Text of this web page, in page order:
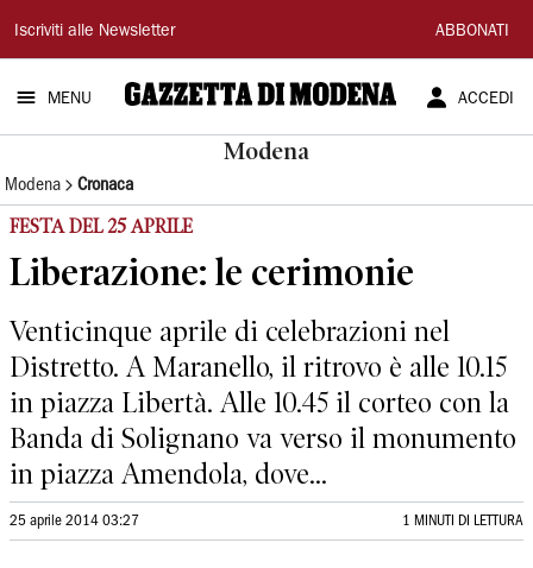
Gazzetta
di
Modena
Iscriviti alle Newsletter ABBONATI
MENU ACCEDI
Modena
Modena Cronaca
FESTA DEL 25 APRILE
Liberazione: le cerimonie
Venticinque aprile di celebrazioni nel
Distretto. A Maranello, il ritrovo è alle 10.15
in piazza Libertà. Alle 10.45 il corteo con la
Banda di Solignano va verso il monumento
in piazza Amendola, dove...
25 aprile 2014 03:27 1 MINUTI DI LETTURA